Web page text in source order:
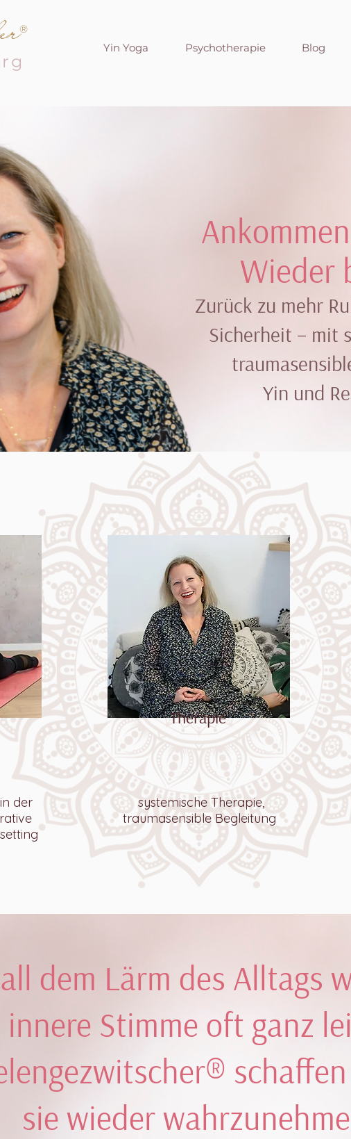
®
Yin Yoga
Psychotherapie Blog
Wieder
Zurück zu mehr
Sicherheit – mit
Yin und
der
Therapie
systemische Therapie,
traumasensible Begleitung
dem Lärm des Alltags
innere Stimme oft ganz
sie wieder